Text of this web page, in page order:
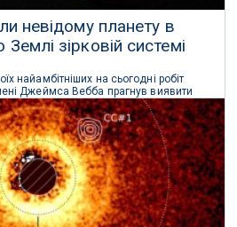
невідому планету в
зірковій системі
найамбітніших на сьогодні робіт
Джеймса Вебба прагнув виявити
для життя орбіті навколо Альфи
нашої Сонячної системи зірки, схожої
на Сонце.
11 Серпня 2025 р.